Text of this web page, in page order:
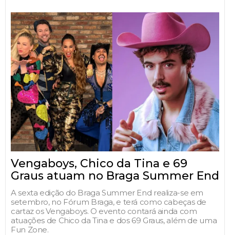
Vengaboys, Chico da Tina e 69
Graus atuam no Braga Summer End
A sexta edição do Braga Summer End realiza-se em
setembro, no Fórum Braga, e terá como cabeças de
cartaz os Vengaboys. O evento contará ainda com
atuações de Chico da Tina e dos 69 Graus, além de uma
Fun Zone.